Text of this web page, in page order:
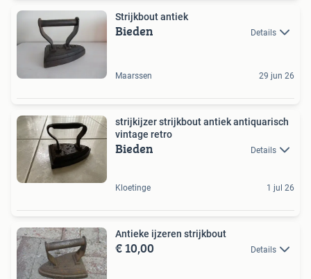
Strijkbout antiek
Bieden Details
Maarssen 29 jun 26
strijkijzer strijkbout antiek antiquarisch
vintage retro
Bieden Details
Kloetinge 1 jul 26
Antieke ijzeren strijkbout
€ 10,00 Details